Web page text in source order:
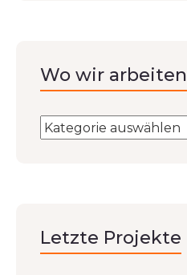
Wo wir arbeiten
Letzte Projekte